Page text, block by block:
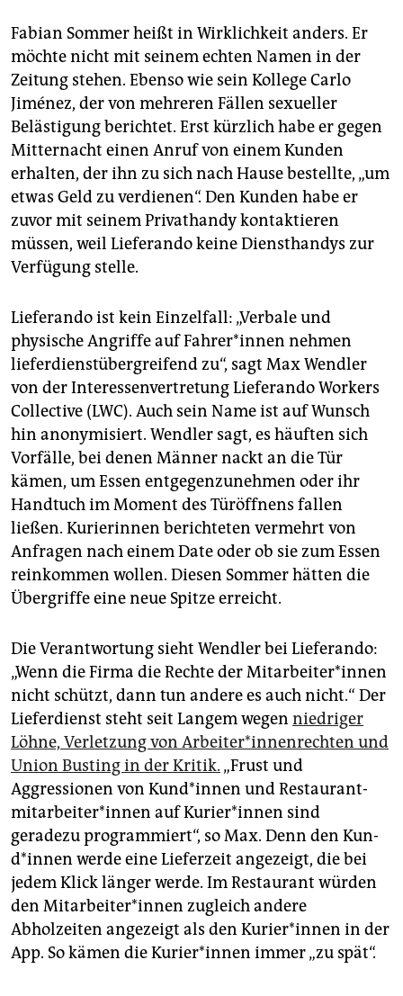
Fabian Sommer heißt in Wirklichkeit anders. Er
möchte nicht mit seinem echten Namen in der
Zeitung stehen. Ebenso wie sein Kollege Carlo
Jiménez, der von mehreren Fällen sexueller
Belästigung berichtet. Erst kürzlich habe er gegen
Mitternacht einen Anruf von einem Kunden
erhalten, der ihn zu sich nach Hause bestellte, „um
etwas Geld zu verdienen“. Den Kunden habe er
zuvor mit seinem Privathandy kontaktieren
müssen, weil Lieferando keine Diensthandys zur
Verfügung stelle.
Lieferando ist kein Einzelfall: „Verbale und
physische Angriffe auf Fah­re­r*in­nen nehmen
lieferdienstübergreifend zu“, sagt Max Wendler
von der Interessenvertretung Lieferando Workers
Collective (LWC). Auch sein Name ist auf Wunsch
hin anonymisiert. Wendler sagt, es häuften sich
Vorfälle, bei denen Männer nackt an die Tür
kämen, um Essen entgegenzunehmen oder ihr
Handtuch im Moment des Türöffnens fallen
ließen. Kurierinnen berichteten vermehrt von
Anfragen nach einem Date oder ob sie zum Essen
reinkommen wollen. Diesen Sommer hätten die
Übergriffe eine neue Spitze erreicht.
Die Verantwortung sieht Wendler bei Lieferando:
„Wenn die Firma die Rechte der Mit­ar­bei­te­r*in­nen
nicht schützt, dann tun andere es auch nicht.“ Der
Lieferdienst steht seit Langem wegen niedriger
Löhne, Verletzung von Ar­bei­te­r*in­nen­rech­ten und
Union Busting in der Kritik. „Frust und
Aggressionen von Kun­d*in­nen und Re­stau­rant­
mit­ar­bei­te­r*in­nen auf Ku­rie­r*in­nen sind
geradezu programmiert“, so Max. Denn den Kun­
d*in­nen werde eine Lieferzeit angezeigt, die bei
jedem Klick länger werde. Im Restaurant würden
den Mit­ar­bei­te­r*in­nen zugleich andere
Abholzeiten angezeigt als den Ku­rie­r*in­nen in der
App. So kämen die Ku­rie­r*in­nen immer „zu spät“.